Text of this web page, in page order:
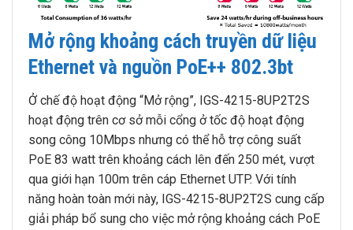
Mở rộng khoảng cách truyền dữ liệu
Ethernet và nguồn PoE++ 802.3bt
Ở chế độ hoạt động “Mở rộng”, IGS-4215-8UP2T2S
hoạt động trên cơ sở mỗi cổng ở tốc độ hoạt động
song công 10Mbps nhưng có thể hỗ trợ công suất
PoE 83 watt trên khoảng cách lên đến 250 mét, vượt
qua giới hạn 100m trên cáp Ethernet UTP. Với tính
năng hoàn toàn mới này, IGS-4215-8UP2T2S cung cấp
giải pháp bổ sung cho việc mở rộng khoảng cách PoE